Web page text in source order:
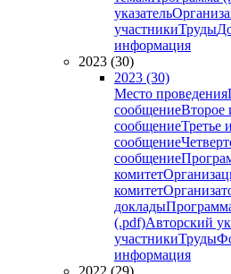
указатель
участникиТруды
информация
2023 (30)
2023 (30)
Место проведения
сообщениеВторое
сообщениеТретье
сообщение
сообщение
комитет
комитет
доклады
(.pdf)Авторский
участникиТруды
информация
2022 (29)